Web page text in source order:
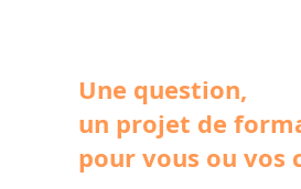
Une question,
un projet de
pour vous ou vos